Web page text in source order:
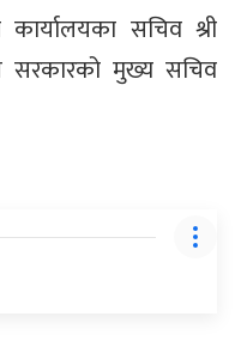
कार्यालयका सचिव श्री
सरकारको मुख्य सचिव